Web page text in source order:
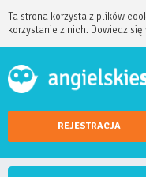
Ta strona korzysta z plików
korzystanie z nich. Dowiedz
REJESTRACJA